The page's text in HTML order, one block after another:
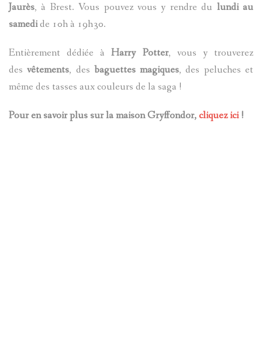
Jaurès, à Brest. Vous pouvez vous y rendre du lundi au
samedide 10h à 19h30.
Entièrement dédiée àHarry Potter, vous y trouverez
desvêtements, des baguettes magiques, des peluches et
même des tasses aux couleurs de la saga !
Pour en savoir plus sur la maison Gryffondor,cliquez ici!